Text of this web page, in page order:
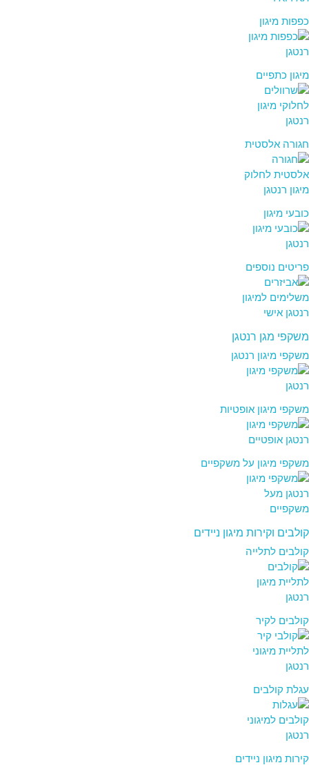
כפפות מיגון
מיגון כתפיים
חגורה אלסטית
כובעי מיגון
פריטים נוספים
משקפי מגן רנטגן
משקפי מיגון רנטגן
משקפי מיגון אופטיות
משקפי מיגון על משקפיים
קולבים וקירות מיגון ניידים
קולבים לתלייה
קולבים לקיר
עגלת קולבים
קירות מיגון ניידים